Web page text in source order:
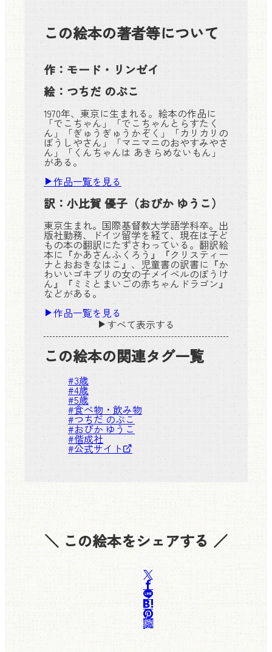
この絵本の著者等について
作： モード・リンゼイ
絵： つちだ のぶこ
1970年、東京に生まれる。絵本の作品に
「でこちゃん」「でこちゃんとらすたく
ん」「ぎゅうぎゅうかぞく」「カリカリの
ぼうしやさん」「マニマニのおやすみやさ
ん」「くんちゃんは あきらめないもん」
がある。
作品一覧を見る
訳： 小比賀 優子（おびか ゆうこ）
東京生まれ。国際基督教大学語学科卒。出
版社勤務、ドイツ留学を経て、現在は子ど
もの本の翻訳にたずさわっている。翻訳絵
本に『かあさんふくろう』『クリスティー
ナとおおきなはこ』、児童書の訳書に『か
わいいゴキブリの女の子メイベルのぼうけ
ん』『ミミとまいごの赤ちゃんドラゴン』
などがある。
作品一覧を見る
すべて表示する
この絵本の関連タグ一覧
#3歳
#4歳
#5歳
#食べ物・飲み物
#つちだ のぶこ
#おびか ゆうこ
#偕成社
#公式サイト
＼ この絵本をシェアする ／